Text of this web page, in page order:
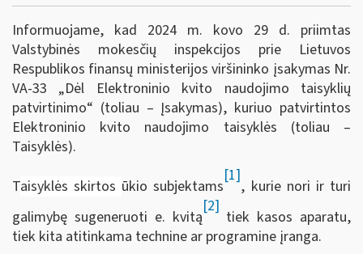
Informuojame, kad 2024 m. kovo 29 d. priimtas
Valstybinės mokesčių inspekcijos prie Lietuvos
Respublikos finansų ministerijos viršininko įsakymas Nr.
VA-33 „Dėl Elektroninio kvito naudojimo taisyklių
patvirtinimo“ (toliau – Įsakymas), kuriuo patvirtintos
Elektroninio kvito naudojimo taisyklės (toliau –
Taisyklės).
Taisyklės skirtos ūkio subjektams
[1]
, kurie nori ir turi
galimybę sugeneruoti e. kvitą
[2]
tiek kasos aparatu,
tiek kita atitinkama technine ar programine įranga.